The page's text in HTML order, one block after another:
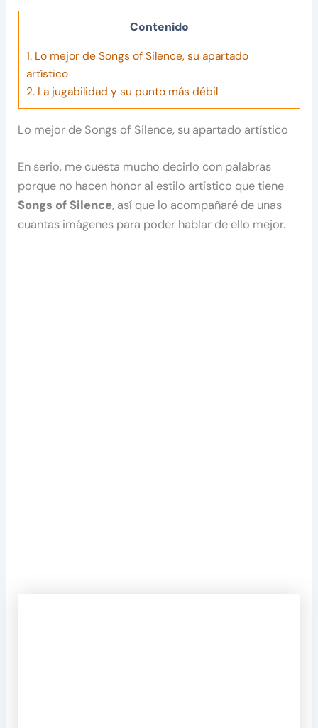
Contenido
1.Lo mejor de Songs of Silence, su apartado
artístico
2.La jugabilidad y su punto más débil
Lo mejor de Songs of Silence, su apartado artístico
En serio, me cuesta mucho decirlo con palabras
porque no hacen honor al estilo artístico que tiene
Songs of Silence, así que lo acompañaré de unas
cuantas imágenes para poder hablar de ello mejor.